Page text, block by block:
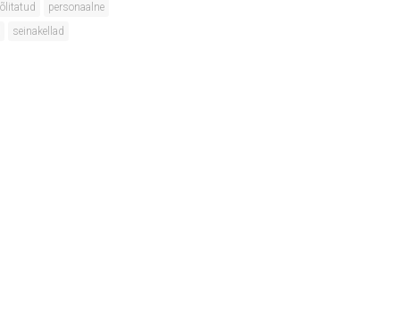
õlitatud
personaalne
seinakellad